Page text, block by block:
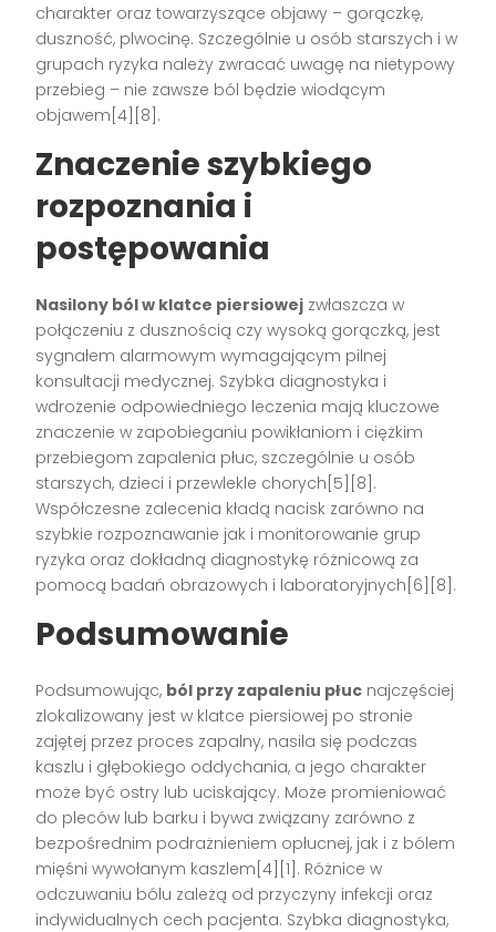
charakter oraz towarzyszące objawy – gorączkę,
duszność, plwocinę. Szczególnie u osób starszych i w
grupach ryzyka należy zwracać uwagę na nietypowy
przebieg – nie zawsze ból będzie wiodącym
objawem[4][8].
Znaczenie szybkiego
rozpoznania i
postępowania
Nasilony ból w klatce piersiowej zwłaszcza w
połączeniu z dusznością czy wysoką gorączką, jest
sygnałem alarmowym wymagającym pilnej
konsultacji medycznej. Szybka diagnostyka i
wdrożenie odpowiedniego leczenia mają kluczowe
znaczenie w zapobieganiu powikłaniom i ciężkim
przebiegom zapalenia płuc, szczególnie u osób
starszych, dzieci i przewlekle chorych[5][8].
Współczesne zalecenia kładą nacisk zarówno na
szybkie rozpoznawanie jak i monitorowanie grup
ryzyka oraz dokładną diagnostykę różnicową za
pomocą badań obrazowych i laboratoryjnych[6][8].
Podsumowanie
Podsumowując, ból przy zapaleniu płuc najczęściej
zlokalizowany jest w klatce piersiowej po stronie
zajętej przez proces zapalny, nasila się podczas
kaszlu i głębokiego oddychania, a jego charakter
może być ostry lub uciskający. Może promieniować
do pleców lub barku i bywa związany zarówno z
bezpośrednim podrażnieniem opłucnej, jak i z bólem
mięśni wywołanym kaszlem[4][1]. Różnice w
odczuwaniu bólu zależą od przyczyny infekcji oraz
indywidualnych cech pacjenta. Szybka diagnostyka,